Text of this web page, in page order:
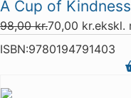
A Cup of
98,00kr.70,00 kr.ekskl.
ISBN:9780194791403